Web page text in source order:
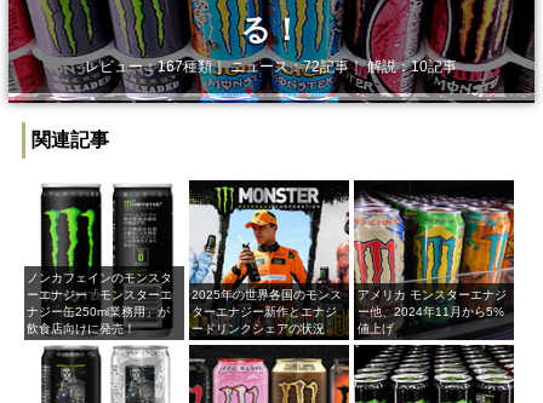
る！
レビュー：167種類｜ ニュース：72記事｜ 解説：10記事
関連記事
ノンカフェインのモンスタ
ーエナジー「モンスターエ
ナジー缶250ml業務用」が
飲食店向けに発売！
2025年の世界各国のモンス
ターエナジー新作とエナジ
ードリンクシェアの状況
アメリカ モンスターエナジ
ー他、2024年11月から5%
値上げ